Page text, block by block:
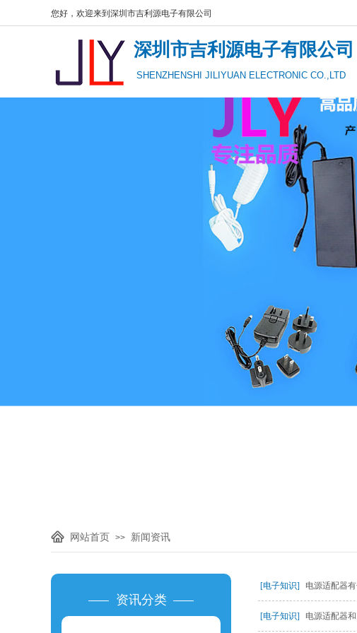
您好，欢迎来到深圳市吉利源电子有限公司
深圳市吉利源电子有限公司
SHENZHENSHI JILIYUAN ELECTRONIC CO.,LTD
网站首页 >> 新闻资讯
资讯分类
[电子知识] 电源适配器
[电子知识] 电源适配器